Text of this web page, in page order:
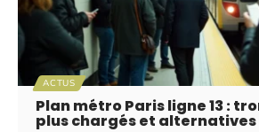
ACTUS
Plan métro Paris ligne 13 :
plus chargés et alternatives